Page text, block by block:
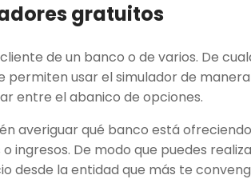
gratuitos
de un banco o de varios. De
permiten usar el simulador de
entre el abanico de opciones.
averiguar qué banco está
ingresos. De modo que puedes
desde la entidad que más te